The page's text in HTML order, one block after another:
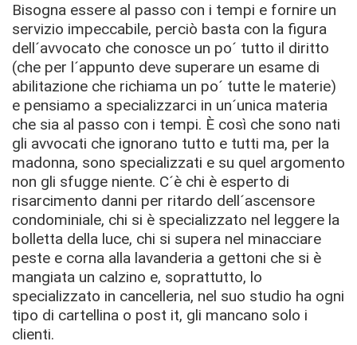
Bisogna essere al passo con i tempi e fornire un
servizio impeccabile, perciò basta con la figura
dell´avvocato che conosce un po´ tutto il diritto
(che per l´appunto deve superare un esame di
abilitazione che richiama un po´ tutte le materie)
e pensiamo a specializzarci in un´unica materia
che sia al passo con i tempi. È così che sono nati
gli avvocati che ignorano tutto e tutti ma, per la
madonna, sono specializzati e su quel argomento
non gli sfugge niente. C´è chi è esperto di
risarcimento danni per ritardo dell´ascensore
condominiale, chi si è specializzato nel leggere la
bolletta della luce, chi si supera nel minacciare
peste e corna alla lavanderia a gettoni che si è
mangiata un calzino e, soprattutto, lo
specializzato in cancelleria, nel suo studio ha ogni
tipo di cartellina o post it, gli mancano solo i
clienti.